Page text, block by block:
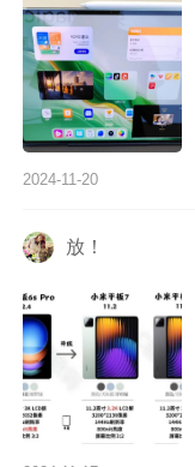
2024-11-20
放！